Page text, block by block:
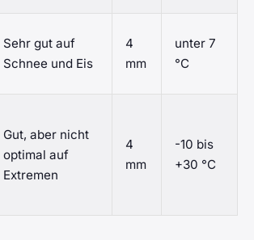
Sehr gut auf
Schnee und Eis
4
mm
unter 7
°C
Gut, aber nicht
optimal auf
Extremen
4
mm
-10 bis
+30 °C